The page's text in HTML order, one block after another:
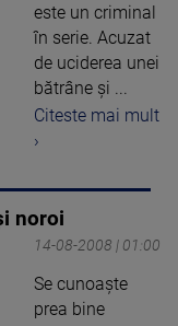
este un criminal
în serie. Acuzat
de uciderea unei
bătrâne şi ...
Citeste mai mult
›
noroi
14-08-2008 | 01:00
Se cunoaşte
prea bine